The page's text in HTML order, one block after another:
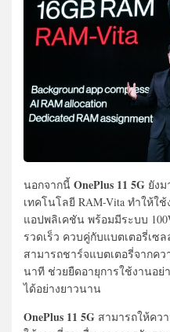
นอกจากนี้ OnePlus 11 5G ยัง
เทคโนโลยี RAM-Vita ทำให้ใ
แอปพลิเคชัน พร้อมมีระบบ
รวดเร็ว ควบคู่กับแบตเตอรี่เซ
สามารถชาร์จแบตเตอรี่จากคว
นาที ช่วยยืดอายุการใช้งานอย่
ได้อย่างยาวนาน
OnePlus 11 5G สามารถให้คว